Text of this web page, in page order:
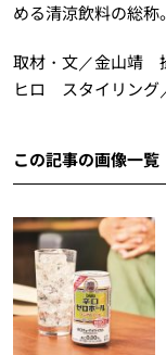
める清涼飲料の総称。
取材・文／金山靖
ヒロ スタイリング
この記事の画像一覧